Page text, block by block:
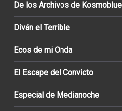
De los Archivos de Kosmoblue
Diván el Terrible
Ecos de mi Onda
El Escape del Convicto
Especial de Medianoche